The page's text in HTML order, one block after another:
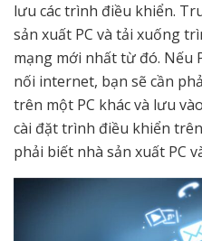
lưu các trình điều khiển.
sản xuất PC và tải xuống
mạng mới nhất từ đó. Nếu
nối internet, bạn sẽ cần
trên một PC khác và lưu
cài đặt trình điều khiển trên
phải biết nhà sản xuất PC